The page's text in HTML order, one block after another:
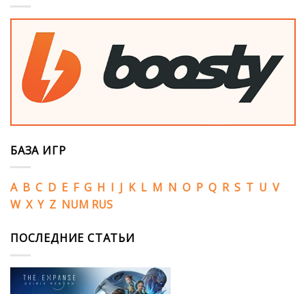
БАЗА ИГР
A B C D E F G H I J K L M N O P Q R S T U V
W X Y Z NUM RUS
ПОСЛЕДНИЕ СТАТЬИ